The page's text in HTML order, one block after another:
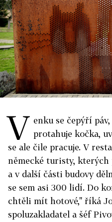
V enku se čepýří
protahuje kočka,
se ale čile pracuje. V
německé turisty, kterých
a v další části budovy
se sem asi 300 lidí. Do
chtěli mít hotové," říká
spoluzakladatel a šéf